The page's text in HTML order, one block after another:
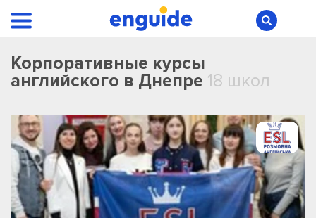
Корпоративные курсы
английского в Днепре 18 школ